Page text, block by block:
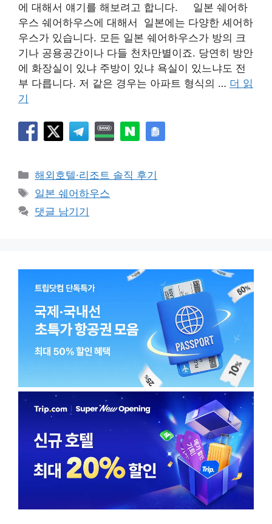
에 대해서 얘기를 해보려고 합니다. 일본 쉐어하
우스 쉐어하우스에 대해서 일본에는 다양한 셰어하
우스가 있습니다. 모든 일본 쉐어하우스가 방의 크
기나 공용공간이나 다들 천차만별이죠. 당연히 방안
에 화장실이 있냐 주방이 있냐 욕실이 있느냐도 전
부 다릅니다. 저 같은 경우는 아파트 형식의 … 더 읽
기
카
테
리
해외호텔·리조트 솔직 후기
태
그
일본 쉐어하우스
댓글 남기기